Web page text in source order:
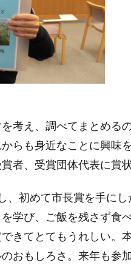
考え、調べてまとめる
らも身近なことに興味
者、受賞団体代表に賞
初めて市長賞を手に
学び、ご飯を残さず食
きてとてもうれしい。
おもしろさ。来年も参